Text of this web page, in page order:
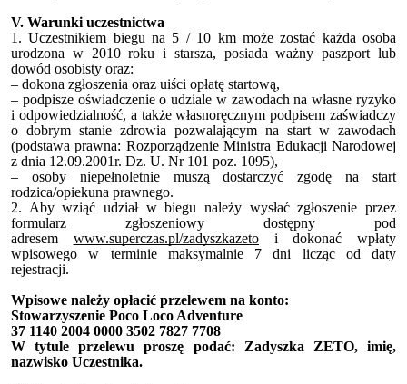
V. Warunki uczestnictwa
1. Uczestnikiem biegu na 5 / 10 km może zostać każda osoba
urodzona w 2010 roku i starsza, posiada ważny paszport lub
dowód osobisty oraz:
– dokona zgłoszenia oraz uiści opłatę startową,
– podpisze oświadczenie o udziale w zawodach na własne ryzyko
i odpowiedzialność, a także własnoręcznym podpisem zaświadczy
o dobrym stanie zdrowia pozwalającym na start w zawodach
(podstawa prawna: Rozporządzenie Ministra Edukacji Narodowej
z dnia 12.09.2001r. Dz. U. Nr 101 poz. 1095),
– osoby niepełnoletnie muszą dostarczyć zgodę na start
rodzica/opiekuna prawnego.
2. Aby wziąć udział w biegu należy wysłać zgłoszenie przez
formularz zgłoszeniowy dostępny pod
adresem www.superczas.pl/zadyszkazetoi dokonać wpłaty
wpisowego w terminie maksymalnie 7 dni licząc od daty
rejestracji.
Wpisowe należy opłacić przelewem na konto:
Stowarzyszenie Poco Loco Adventure
37 1140 2004 0000 3502 7827 7708
W tytule przelewu proszę podać: Zadyszka ZETO, imię,
nazwisko Uczestnika.